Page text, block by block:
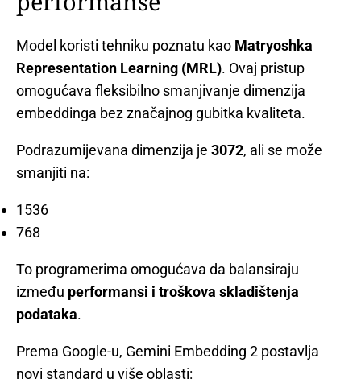
Model koristi tehniku poznatu kao Matryoshka
Representation Learning (MRL). Ovaj pristup
omogućava fleksibilno smanjivanje dimenzija
embeddinga bez značajnog gubitka kvaliteta.
Podrazumijevana dimenzija je 3072, ali se može
smanjiti na:
1536
768
To programerima omogućava da balansiraju
između performansi i troškova skladištenja
podataka.
Prema Google-u, Gemini Embedding 2 postavlja
novi standard u više oblasti: